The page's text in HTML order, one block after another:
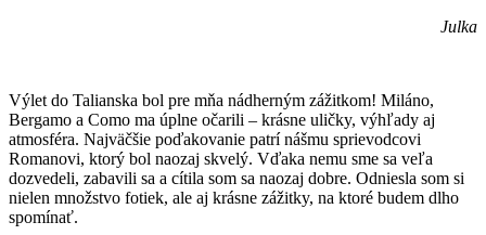
Julka
Výlet do Talianska bol pre mňa nádherným zážitkom! Miláno,
Bergamo a Como ma úplne očarili – krásne uličky, výhľady aj
atmosféra. Najväčšie poďakovanie patrí nášmu sprievodcovi
Romanovi, ktorý bol naozaj skvelý. Vďaka nemu sme sa veľa
dozvedeli, zabavili sa a cítila som sa naozaj dobre. Odniesla som si
nielen množstvo fotiek, ale aj krásne zážitky, na ktoré budem dlho
spomínať.